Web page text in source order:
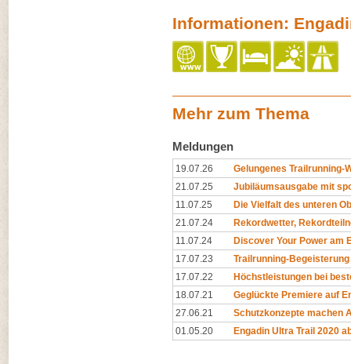
Informationen:
Mehr zum Thema
Meldungen
19.07.26
Gelungenes Trailrunning-
21.07.25
Jubiläumsausgabe mit
11.07.25
Die Vielfalt des unteren
21.07.24
Rekordwetter,
11.07.24
Discover Your Power am
17.07.23
Trailrunning-
17.07.22
Höchstleistungen bei
18.07.21
Geglückte Premiere auf
27.06.21
Schutzkonzepte machen
01.05.20
Engadin Ultra Trail 2020